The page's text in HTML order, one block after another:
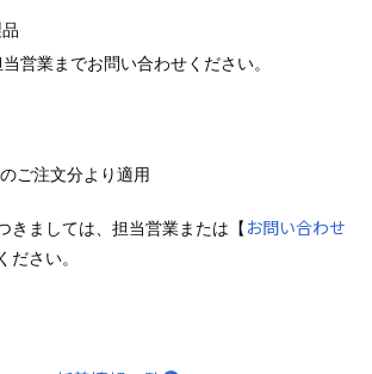
営業までお問い合わせください。
ご注文分より適用
きましては、担当営業または【 お問い合わせ
ださい。